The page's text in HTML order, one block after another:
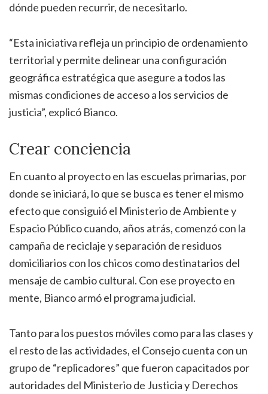
dónde pueden recurrir, de necesitarlo.
“Esta iniciativa refleja un principio de ordenamiento
territorial y permite delinear una configuración
geográfica estratégica que asegure a todos las
mismas condiciones de acceso a los servicios de
justicia”, explicó Bianco.
Crear conciencia
En cuanto al proyecto en las escuelas primarias, por
donde se iniciará, lo que se busca es tener el mismo
efecto que consiguió el Ministerio de Ambiente y
Espacio Público cuando, años atrás, comenzó con la
campaña de reciclaje y separación de residuos
domiciliarios con los chicos como destinatarios del
mensaje de cambio cultural. Con ese proyecto en
mente, Bianco armó el programa judicial.
Tanto para los puestos móviles como para las clases y
el resto de las actividades, el Consejo cuenta con un
grupo de “replicadores” que fueron capacitados por
autoridades del Ministerio de Justicia y Derechos